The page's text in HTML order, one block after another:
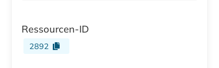
Ressourcen-ID
2892